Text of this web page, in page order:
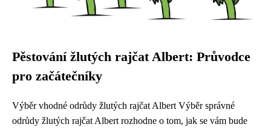
Pěstování žlutých rajčat Albert: Průvodce
pro začátečníky
Výběr vhodné odrůdy žlutých rajčat Albert Výběr správné
odrůdy žlutých rajčat Albert rozhodne o tom, jak se vám bude